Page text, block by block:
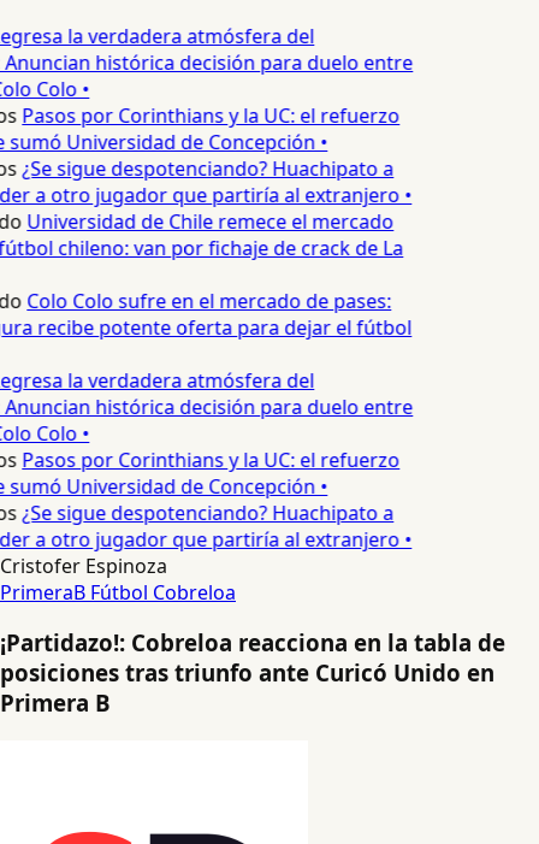
la verdadera atmósfera del
histórica decisión para duelo entre
Colo •
Pasos por Corinthians y la UC: el refuerzo
Universidad de Concepción •
¿Se sigue despotenciando? Huachipato a
a otro jugador que partiría al extranjero •
Universidad de Chile remece el mercado
chileno: van por fichaje de crack de La
Colo Colo sufre en el mercado de pases:
recibe potente oferta para dejar el fútbol
la verdadera atmósfera del
histórica decisión para duelo entre
Colo •
Pasos por Corinthians y la UC: el refuerzo
Universidad de Concepción •
¿Se sigue despotenciando? Huachipato a
a otro jugador que partiría al extranjero •
Cristofer Espinoza
PrimeraB Fútbol Cobreloa
¡Partidazo!: Cobreloa reacciona en la tabla de
posiciones tras triunfo ante Curicó Unido en
Primera B